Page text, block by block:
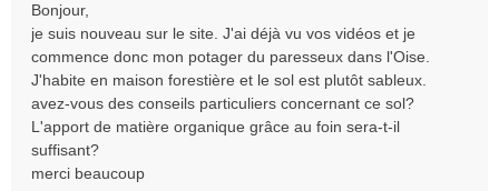
s
s
a
g
e
n
l
Bonjour,
je suis nouveau sur le site. J'ai déjà vu vos vidéos et je
commence donc mon potager du paresseux dans l'Oise.
J'habite en maison forestière et le sol est plutôt sableux.
avez-vous des conseils particuliers concernant ce sol?
L'apport de matière organique grâce au foin sera-t-il
suffisant?
merci beaucoup